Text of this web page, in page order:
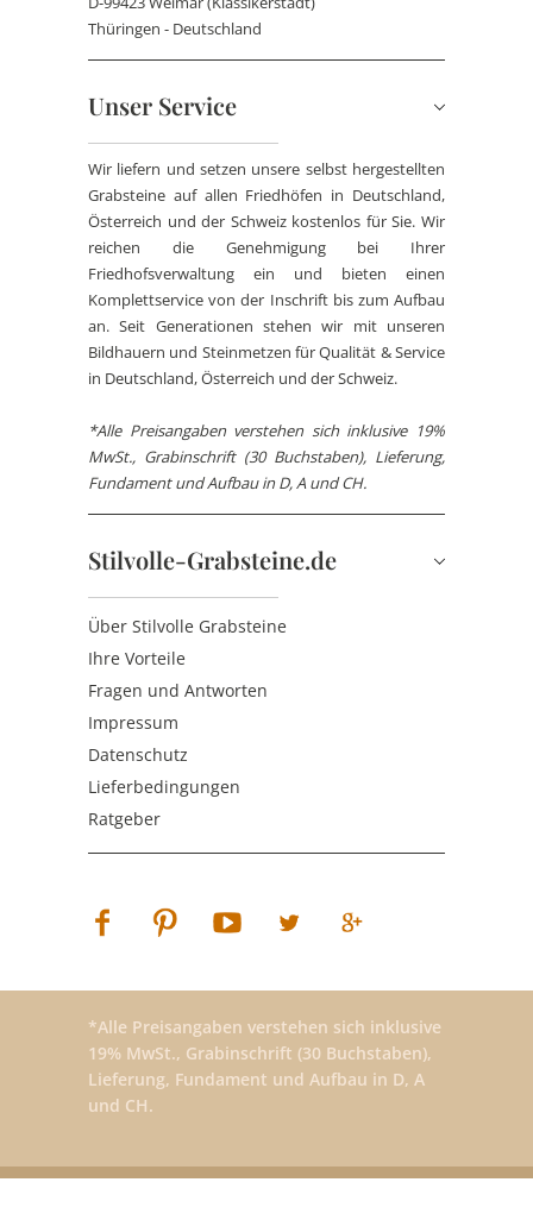
Thüringen - Deutschland
Unser Service
Wir liefern und setzen unsere selbst hergestellten
Grabsteine auf allen Friedhöfen in Deutschland,
Österreich und der Schweiz kostenlos für Sie. Wir
reichen die Genehmigung bei Ihrer
Friedhofsverwaltung ein und bieten einen
Komplettservice von der Inschrift bis zum Aufbau
an. Seit Generationen stehen wir mit unseren
Bildhauern und Steinmetzen für Qualität & Service
in Deutschland, Österreich und der Schweiz.
*Alle Preisangaben verstehen sich inklusive 19%
MwSt., Grabinschrift (30 Buchstaben), Lieferung,
Fundament und Aufbau in D, A und CH.
Stilvolle-Grabsteine.de
Über Stilvolle Grabsteine
Ihre Vorteile
Fragen und Antworten
Impressum
Datenschutz
Lieferbedingungen
Ratgeber
*Alle Preisangaben verstehen sich inklusive
19% MwSt., Grabinschrift (30 Buchstaben),
Lieferung, Fundament und Aufbau in D, A
und CH.